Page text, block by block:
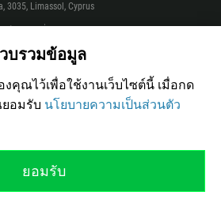
3035, Limassol, Cyprus
ราผ่าน support@fbs.com
ดังนั้นคุณควรมีประสบการณ์ก่อนที่จะลงทุน
ยแพร่ รวมถึงแหล่งข้อมูลอินเทอร์เน็ตของเนื้อหา
ๆ ทั้งสิ้น
บรวมข้อมูล
งคุณไว้เพื่อใช้งานเว็บไซต์นี้ เมื่อกด
อมรับ นโยบายความเป็นส่วนตัว
ยอมรับ